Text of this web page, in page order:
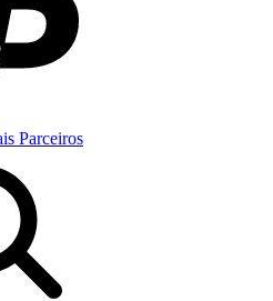
Parceiros